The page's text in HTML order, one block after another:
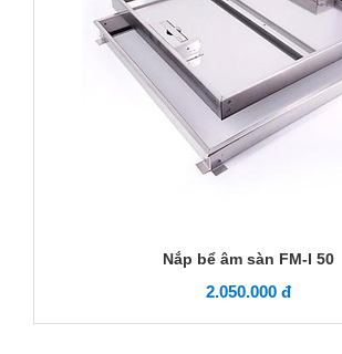
Nắp bể âm sàn FM-I 50
2.050.000 đ